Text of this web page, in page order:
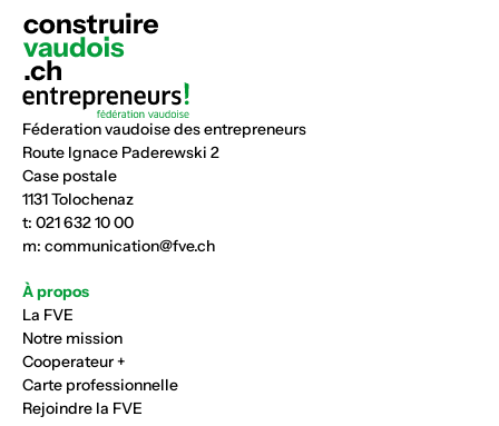
Féderation vaudoise des entrepreneurs
Route Ignace Paderewski 2
Case postale
1131 Tolochenaz
t: 021 632 10 00
m: communication@fve.ch
À propos
La FVE
Notre mission
Cooperateur +
Carte professionnelle
Rejoindre la FVE